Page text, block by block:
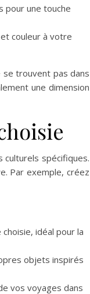
pour une touche
couleur à votre
se trouvent pas dans
une dimension
spécifiques.
Par exemple, créez
idéal pour la
objets inspirés
vos voyages dans